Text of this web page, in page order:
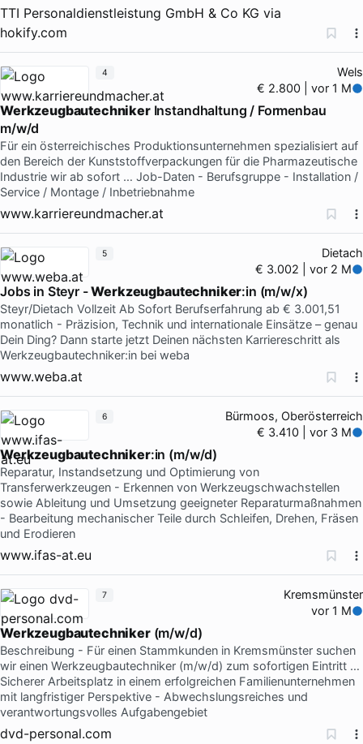
TTI Personaldienstleistung GmbH & Co KG via
hokify.com
Wels
€ 2.800 | vor 1 M
WerkzeugbautechnikerInstandhaltung / Formenbau
m/w/d
Für ein österreichisches Produktionsunternehmen spezialisiert auf
den Bereich der Kunststoffverpackungen für die Pharmazeutische
Industrie wir ab sofort … Job-Daten - Berufsgruppe - Installation /
Service / Montage / Inbetriebnahme
www.karriereundmacher.at
4
Dietach
€ 3.002 | vor 2 M
Jobs in Steyr -Werkzeugbautechniker:in (m/w/x)
Steyr/Dietach Vollzeit Ab Sofort Berufserfahrung ab € 3.001,51
monatlich - Präzision, Technik und internationale Einsätze – genau
Dein Ding? Dann starte jetzt Deinen nächsten Karriereschritt als
Werkzeugbautechniker:in bei weba
www.weba.at
5
Bürmoos, Oberösterreich
€ 3.410 | vor 3 M
Werkzeugbautechniker:in (m/w/d)
Reparatur, Instandsetzung und Optimierung von
Transferwerkzeugen - Erkennen von Werkzeugschwachstellen
sowie Ableitung und Umsetzung geeigneter Reparaturmaßnahmen
- Bearbeitung mechanischer Teile durch Schleifen, Drehen, Fräsen
und Erodieren
www.ifas-at.eu
6
Kremsmünster
vor 1 M
Werkzeugbautechniker(m/w/d)
Beschreibung - Für einen Stammkunden in Kremsmünster suchen
wir einen Werkzeugbautechniker (m/w/d) zum sofortigen Eintritt …
Sicherer Arbeitsplatz in einem erfolgreichen Familienunternehmen
mit langfristiger Perspektive - Abwechslungsreiches und
verantwortungsvolles Aufgabengebiet
dvd-personal.com
7